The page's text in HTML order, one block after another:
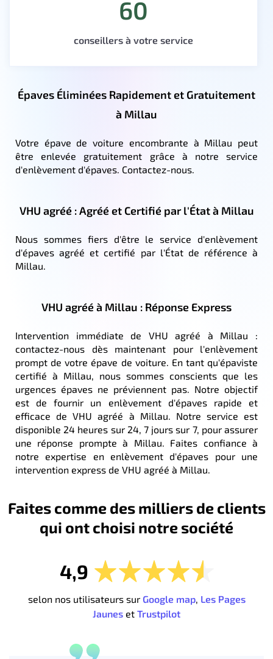
60
conseillers à votre service
Épaves Éliminées Rapidement et Gratuitement
à Millau
Votre épave de voiture encombrante à Millau peut
être enlevée gratuitement grâce à notre service
d'enlèvement d'épaves. Contactez-nous.
VHU agréé : Agréé et Certifié par l'État à Millau
Nous sommes fiers d'être le service d'enlèvement
d'épaves agréé et certifié par l'État de référence à
Millau.
VHU agréé à Millau : Réponse Express
Intervention immédiate de VHU agréé à Millau :
contactez-nous dès maintenant pour l'enlèvement
prompt de votre épave de voiture. En tant qu'épaviste
certifié à Millau, nous sommes conscients que les
urgences épaves ne préviennent pas. Notre objectif
est de fournir un enlèvement d'épaves rapide et
efficace de VHU agréé à Millau. Notre service est
disponible 24 heures sur 24, 7 jours sur 7, pour assurer
une réponse prompte à Millau. Faites confiance à
notre expertise en enlèvement d'épaves pour une
intervention express de VHU agréé à Millau.
Faites comme des milliers de clients
qui ont choisi notre société
4,9
selon nos utilisateurs sur Google map, Les Pages
Jaunes et Trustpilot